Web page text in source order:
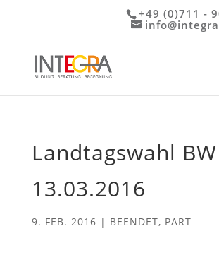
+49 (0)711 -
Landtagswahl BW
13.03.2016
9. FEB. 2016 | BEENDET, PART